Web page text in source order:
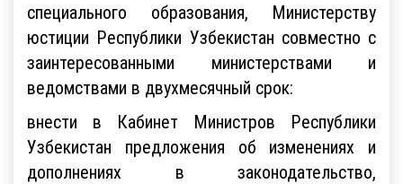
специального образования, Министерству
юстиции Республики Узбекистан совместно с
заинтересованными министерствами и
ведомствами в двухмесячный срок:
внести в Кабинет Министров Республики
Узбекистан предложения об изменениях и
дополнениях в законодательство,